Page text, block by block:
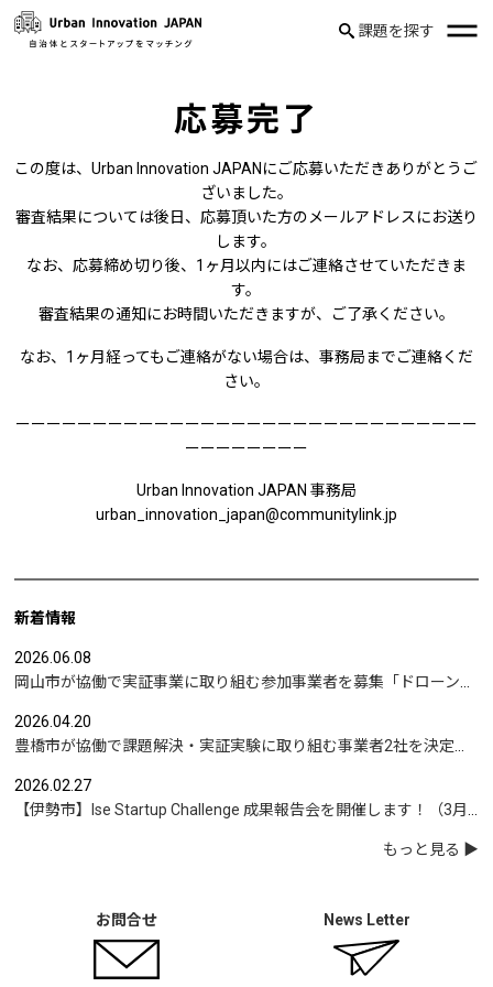
課題を探す
応募完了
この度は、Urban Innovation JAPANにご応募いただきありがとうご
ざいました。
審査結果については後日、応募頂いた方のメールアドレスにお送り
します。
なお、応募締め切り後、1ヶ月以内にはご連絡させていただきま
す。
審査結果の通知にお時間いただきますが、ご了承ください。
なお、1ヶ月経ってもご連絡がない場合は、事務局までご連絡くだ
さい。
ーーーーーーーーーーーーーーーーーーーーーーーーーーーーーー
ーーーーーーーー
Urban Innovation JAPAN 事務局
urban_innovation_japan@communitylink.jp
新着情報
2026.06.08
2026.04.20
2026.02.27
もっと見る
お問合せ News Letter